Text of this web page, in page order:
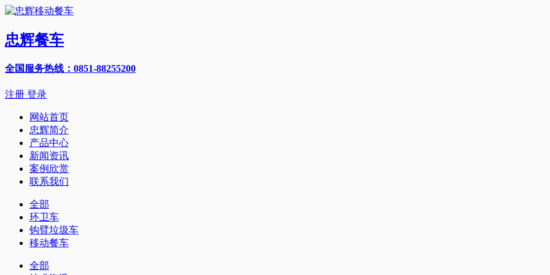
忠辉餐车
全国服务热线：0851-88255200
注册 登录
网站首页
忠辉简介
产品中心
新闻资讯
案例欣赏
联系我们
全部
环卫车
钩臂垃圾车
移动餐车
全部